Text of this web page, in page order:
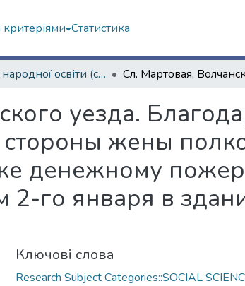
Статистика
Історія народної освіти (сторінками періодичних видань)
уезда.
жены
денежному
го января в
Ключові слова
Research Subject Categories::SOCIAL